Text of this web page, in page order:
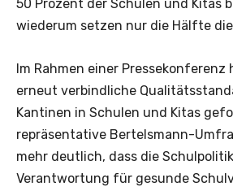
50 Prozent der Schulen und Kitas
wiederum setzen nur die Hälfte
Im Rahmen einer Pressekonferenz
erneut verbindliche
Kantinen in Schulen und Kitas
repräsentative Bertelsmann-
mehr deutlich, dass die
Verantwortung für gesunde